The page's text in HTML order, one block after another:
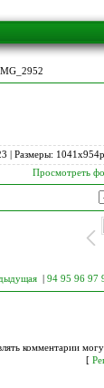
| Размеры:
Просмотреть
| 94 95 96 97
комментарии
[